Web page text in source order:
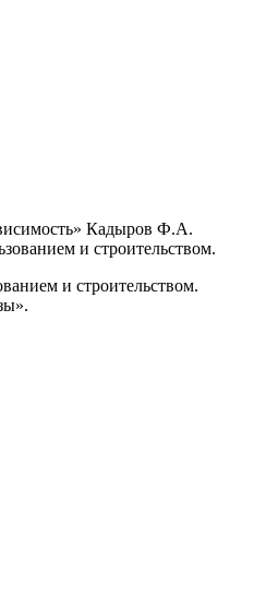
Кадыров Ф.А.
и строительством.
и строительством.